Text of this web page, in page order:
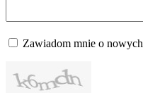
Zawiadom mnie o